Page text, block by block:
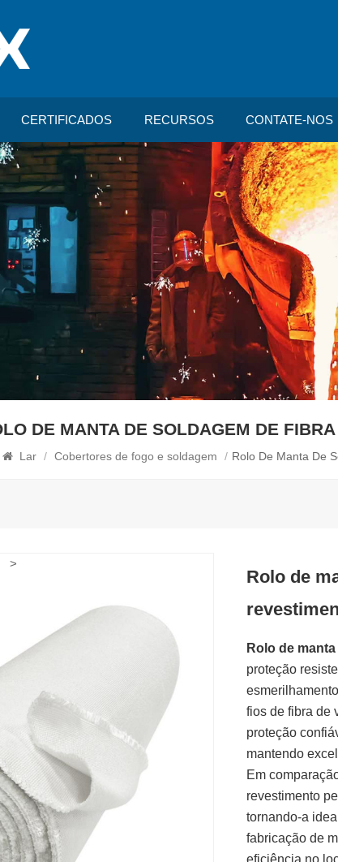
CERTIFICADOS RECURSOS CONTATE-NOS
DE MANTA DE SOLDAGEM DE
Lar / Cobertores de fogo e soldagem / Rolo De Manta De
>
Rolo de
Rolo de
proteção
fios de fibra de
proteção
mantendo
Em
revestimento
tornando-a
fabricação de
eficiência no